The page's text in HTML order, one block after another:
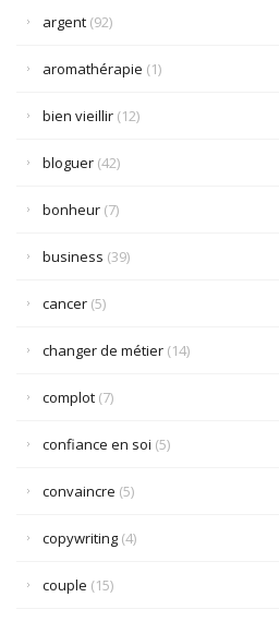
argent (92)
aromathérapie (1)
bien vieillir (12)
bloguer (42)
bonheur (7)
business (39)
cancer (5)
changer de métier (14)
complot (7)
confiance en soi (5)
convaincre (5)
copywriting (4)
couple (15)